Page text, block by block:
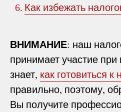
6. Как избежать
ВНИМАНИЕ: наш
принимает участие
знает, как готовиться
правильно, поэтому,
Вы получите